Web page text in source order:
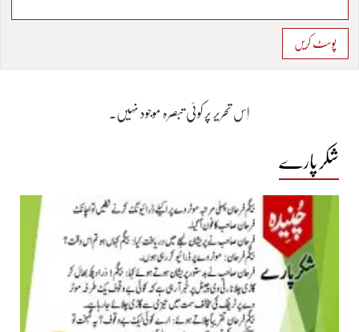
پوسٹ کریں
اِس تحریر پر کوئی تبصرہ موجود نہیں۔
شکر پارے